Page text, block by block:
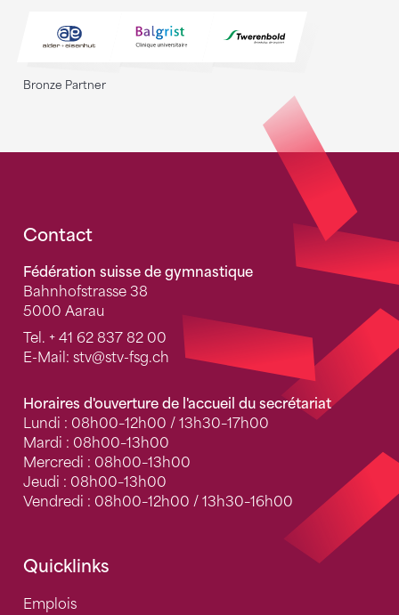
Bronze Partner
Fusszeile
Contact
Fédération suisse de gymnastique
Bahnhofstrasse 38
5000 Aarau
Tel. + 41 62 837 82 00
E-Mail: stv@stv-fsg.ch
Horaires d'ouverture de l'accueil du secrétariat
Lundi : 08h00–12h00 / 13h30–17h00
Mardi : 08h00–13h00
Mercredi : 08h00–13h00
Jeudi : 08h00–13h00
Vendredi : 08h00–12h00 / 13h30–16h00
Quicklinks
Emplois